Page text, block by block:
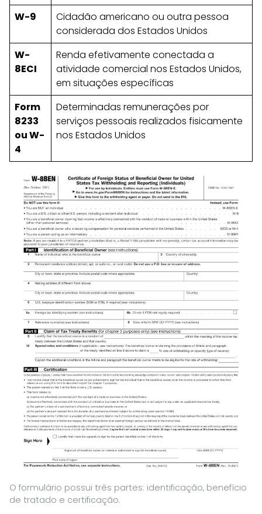
W-9
Cidadão americano ou outra pessoa
considerada dos Estados Unidos
W-
8ECI
Renda efetivamente conectada a
atividade comercial nos Estados Unidos,
em situações específicas
Form
8233
ou W-
4
Determinadas remunerações por
serviços pessoais realizados fisicamente
nos Estados Unidos
O formulário possui três partes: identificação, benefício
de tratado e certificação.